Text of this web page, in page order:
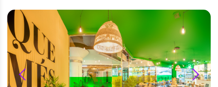
prev next